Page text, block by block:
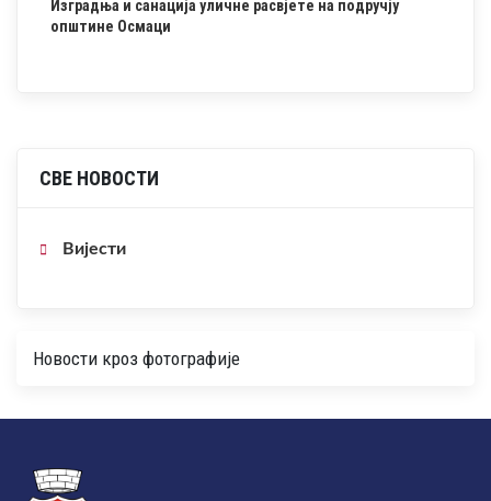
Изградња и санација уличне расвјете на подручју
општине Осмаци
СВЕ НОВОСТИ
Вијести
Новости кроз фотографије